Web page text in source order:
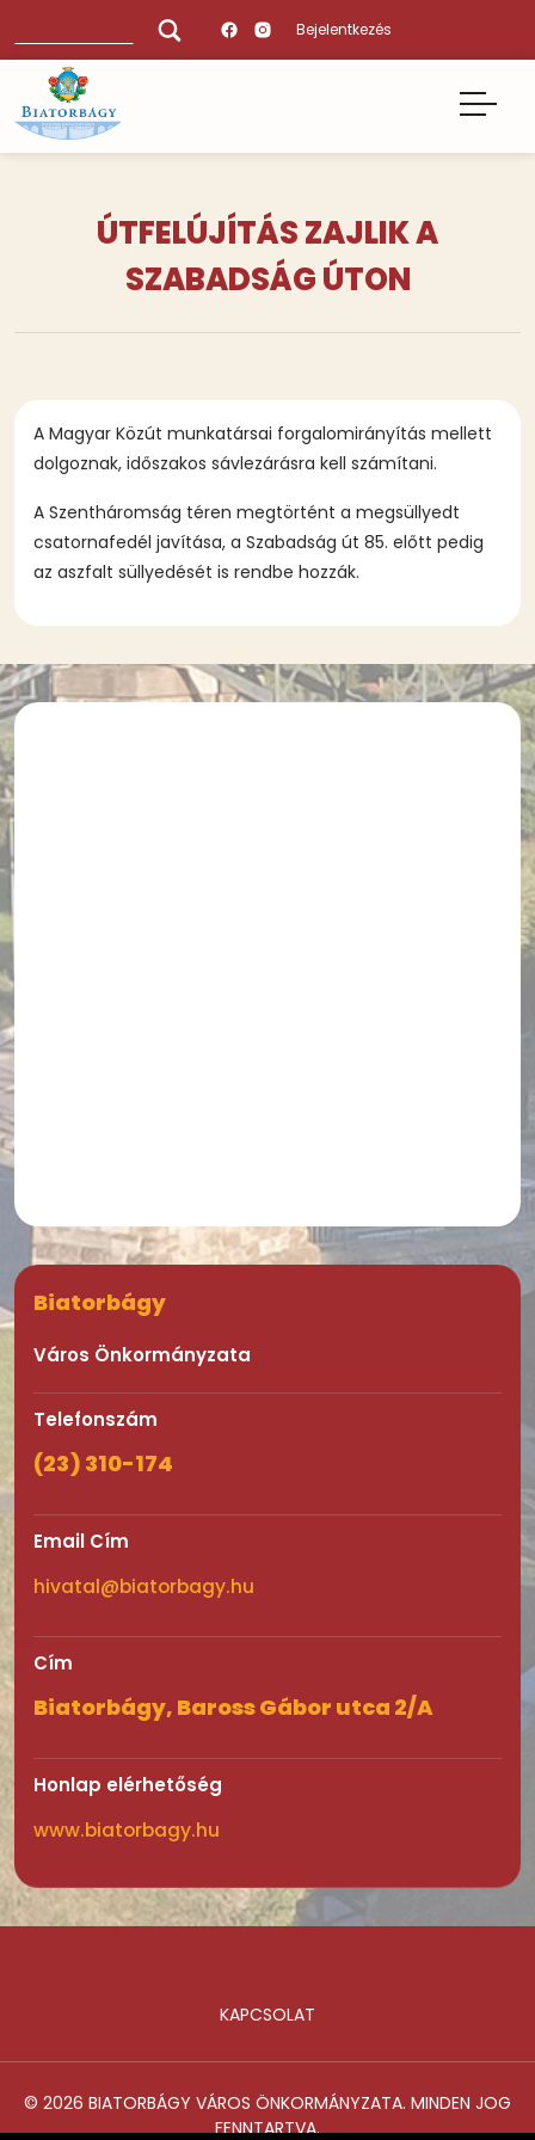
tartalomra
Bejelentkezés
ÚTFELÚJÍTÁS ZAJLIK A
SZABADSÁG ÚTON
A Magyar Közút munkatársai forgalomirányítás mellett
dolgoznak, időszakos sávlezárásra kell számítani.
A Szentháromság téren megtörtént a megsüllyedt
csatornafedél javítása, a Szabadság út 85. előtt pedig
az aszfalt süllyedését is rendbe hozzák.
Biatorbágy
Város Önkormányzata
Telefonszám
(23) 310-174
Email Cím
hivatal@biatorbagy.hu
Cím
Biatorbágy, Baross Gábor utca 2/A
Honlap elérhetőség
www.biatorbagy.hu
KAPCSOLAT
© 2026 BIATORBÁGY VÁROS ÖNKORMÁNYZATA. MINDEN JOG
FENNTARTVA.